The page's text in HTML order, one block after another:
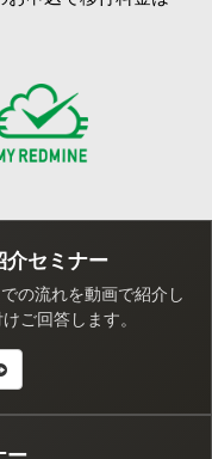
セミナー
の流れを動画で紹介し
ご回答します。